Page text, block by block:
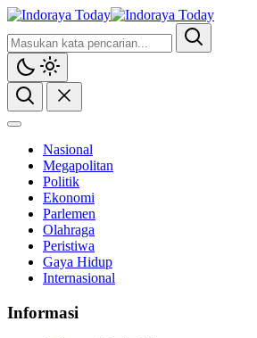
Nasional
Megapolitan
Politik
Ekonomi
Parlemen
Olahraga
Peristiwa
Gaya Hidup
Internasional
Informasi